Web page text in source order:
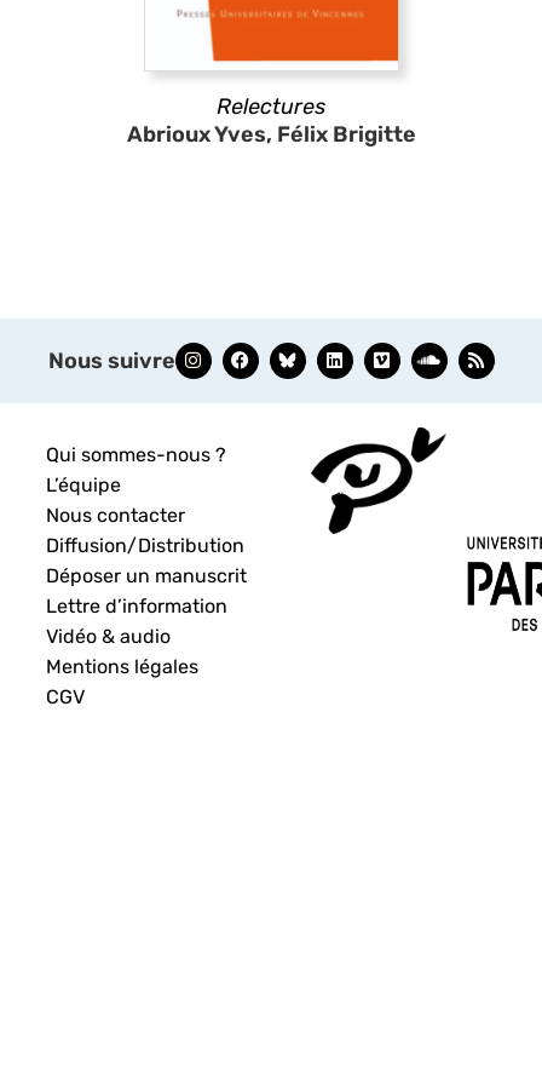
Relectures
Abrioux Yves, Félix Brigitte
Nous suivre
Qui sommes-nous ?
L’équipe
Nous contacter
Diffusion/Distribution
Déposer un manuscrit
Lettre d’information
Vidéo & audio
Mentions légales
CGV